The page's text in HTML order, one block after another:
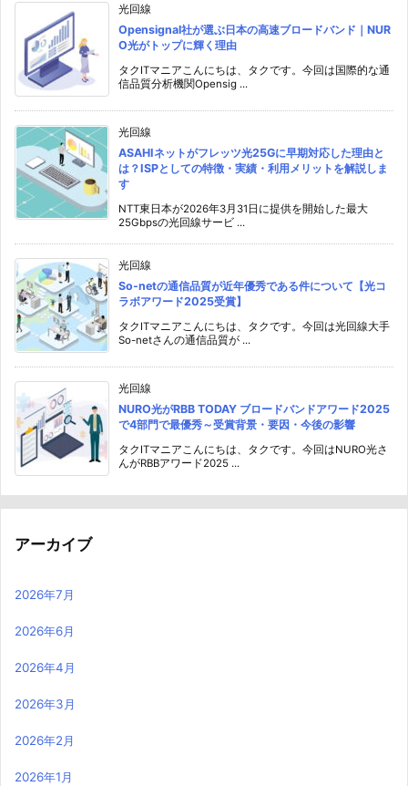
光回線
Opensignal社が選ぶ日本の高速ブロードバンド｜NUR
O光がトップに輝く理由
タクITマニアこんにちは、タクです。今回は国際的な通
信品質分析機関Opensig ...
光回線
ASAHIネットがフレッツ光25Gに早期対応した理由と
は？ISPとしての特徴・実績・利用メリットを解説しま
す
NTT東日本が2026年3月31日に提供を開始した最大
25Gbpsの光回線サービ ...
光回線
So-netの通信品質が近年優秀である件について【光コ
ラボアワード2025受賞】
タクITマニアこんにちは、タクです。今回は光回線大手
So-netさんの通信品質が ...
光回線
NURO光がRBB TODAY ブロードバンドアワード2025
で4部門で最優秀～受賞背景・要因・今後の影響
タクITマニアこんにちは、タクです。今回はNURO光さ
んがRBBアワード2025 ...
アーカイブ
2026年7月
2026年6月
2026年4月
2026年3月
2026年2月
2026年1月